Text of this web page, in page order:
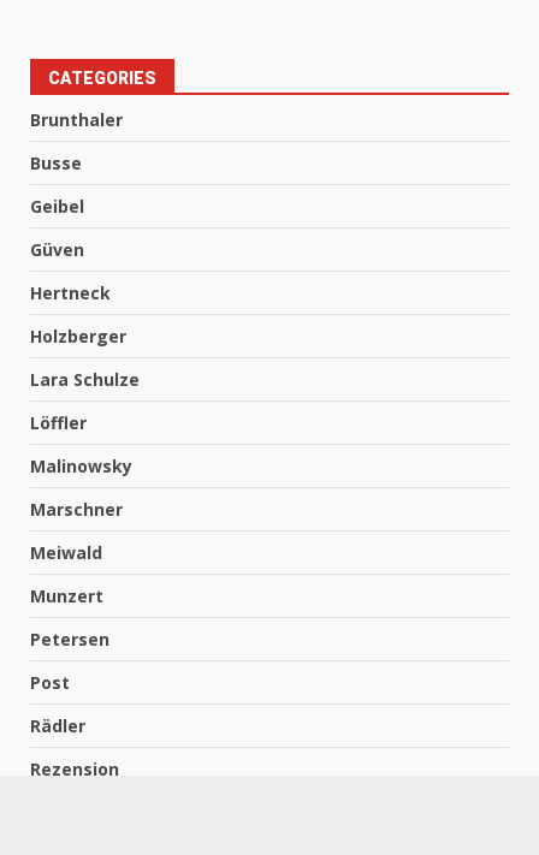
CATEGORIES
Brunthaler
Busse
Geibel
Güven
Hertneck
Holzberger
Lara Schulze
Löffler
Malinowsky
Marschner
Meiwald
Munzert
Petersen
Post
Rädler
Rezension